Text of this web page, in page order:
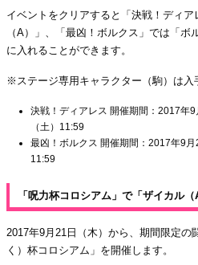
イベントをクリアすると「決戦！ディ
（A）」、「最凶！ボルクス」では「
に入れることができます。
※ステージ専用キャラクター（駒）は入
決戦！ディアレス 開催期間：2017年
（土）11:59
最凶！ボルクス 開催期間：2017年9
11:59
「呪力杯コロシアム」で「ザイカル
2017年9月21日（木）から、期間限定の
く）杯コロシアム」を開催します。